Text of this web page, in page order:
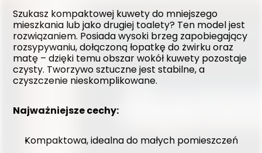
Szukasz kompaktowej kuwety do mniejszego
mieszkania lub jako drugiej toalety? Ten model jest
rozwiązaniem. Posiada wysoki brzeg zapobiegający
rozsypywaniu, dołączoną łopatkę do żwirku oraz
matę – dzięki temu obszar wokół kuwety pozostaje
czysty. Tworzywo sztuczne jest stabilne, a
czyszczenie nieskomplikowane.
Najważniejsze cechy:
Kompaktowa, idealna do małych pomieszczeń